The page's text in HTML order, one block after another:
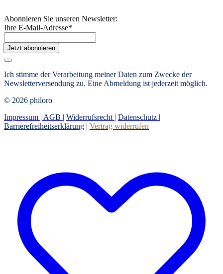
Abonnieren Sie unseren Newsletter:
Ihre E-Mail-Adresse*
Jetzt abonnieren
Ich stimme der Verarbeitung meiner Daten zum Zwecke der
Newsletterversendung zu. Eine Abmeldung ist jederzeit möglich.
© 2026 philoro
Impressum | AGB | Widerrufsrecht | Datenschutz |
Barrierefreiheitserklärung | Vertrag widerrufen